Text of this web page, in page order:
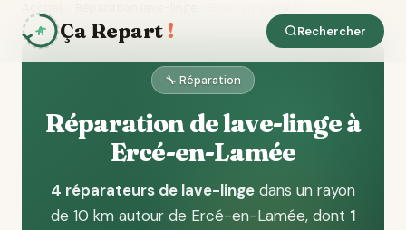
Ça Repart ! Rechercher
🔧 Réparation
Réparation de lave-linge à
Ercé-en-Lamée
4 réparateurs de lave-linge dans un rayon
de 10 km autour de Ercé-en-Lamée, dont 1